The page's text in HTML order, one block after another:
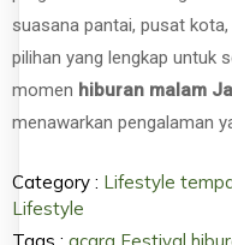
suasana pantai, pusat
pilihan yang lengkap untuk
momen hiburan malam
menawarkan pengalaman
Category : Lifestyle
Lifestyle